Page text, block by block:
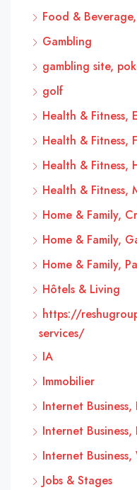
Food &
Gambling
gambling site,
golf
Health & Fitness,
Health & Fitness,
Health & Fitness,
Health & Fitness,
Home & Family,
Home & Family,
Home & Family,
Hôtels & Living
https://
services/
IA
Immobilier
Internet
Internet Business,
Internet Business,
Jobs & Stages